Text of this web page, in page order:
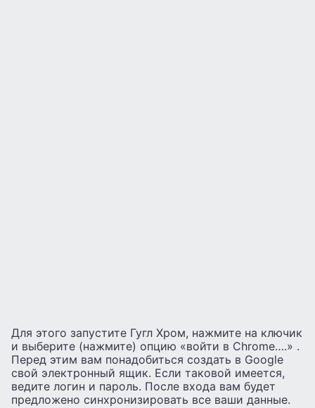
Для этого запустите Гугл Хром, нажмите на ключик
и выберите (нажмите) опцию «войти в Chrome….» .
Перед этим вам понадобиться создать в Google
свой электронный ящик. Если таковой имеется,
ведите логин и пароль. После входа вам будет
предложено синхронизировать все ваши данные.